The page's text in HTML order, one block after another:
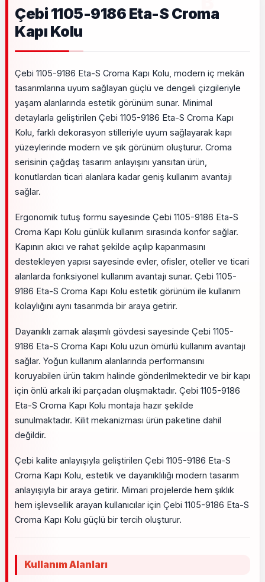
Çebi 1105-9186 Eta-S Croma
Kapı Kolu
Çebi 1105-9186 Eta-S Croma Kapı Kolu, modern iç mekân
tasarımlarına uyum sağlayan güçlü ve dengeli çizgileriyle
yaşam alanlarında estetik görünüm sunar. Minimal
detaylarla geliştirilen Çebi 1105-9186 Eta-S Croma Kapı
Kolu, farklı dekorasyon stilleriyle uyum sağlayarak kapı
yüzeylerinde modern ve şık görünüm oluşturur. Croma
serisinin çağdaş tasarım anlayışını yansıtan ürün,
konutlardan ticari alanlara kadar geniş kullanım avantajı
sağlar.
Ergonomik tutuş formu sayesinde Çebi 1105-9186 Eta-S
Croma Kapı Kolu günlük kullanım sırasında konfor sağlar.
Kapının akıcı ve rahat şekilde açılıp kapanmasını
destekleyen yapısı sayesinde evler, ofisler, oteller ve ticari
alanlarda fonksiyonel kullanım avantajı sunar. Çebi 1105-
9186 Eta-S Croma Kapı Kolu estetik görünüm ile kullanım
kolaylığını aynı tasarımda bir araya getirir.
Dayanıklı zamak alaşımlı gövdesi sayesinde Çebi 1105-
9186 Eta-S Croma Kapı Kolu uzun ömürlü kullanım avantajı
sağlar. Yoğun kullanım alanlarında performansını
koruyabilen ürün takım halinde gönderilmektedir ve bir kapı
için önlü arkalı iki parçadan oluşmaktadır. Çebi 1105-9186
Eta-S Croma Kapı Kolu montaja hazır şekilde
sunulmaktadır. Kilit mekanizması ürün paketine dahil
değildir.
Çebi kalite anlayışıyla geliştirilen Çebi 1105-9186 Eta-S
Croma Kapı Kolu, estetik ve dayanıklılığı modern tasarım
anlayışıyla bir araya getirir. Mimari projelerde hem şıklık
hem işlevsellik arayan kullanıcılar için Çebi 1105-9186 Eta-S
Croma Kapı Kolu güçlü bir tercih oluşturur.
Kullanım Alanları